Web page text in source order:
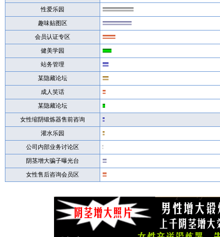
性爱乐园
趣味贴图区
会员认证专区
健美学园
站务管理
某隐藏论坛
成人笑话
某隐藏论坛
女性缩阴锻炼器售前咨询
灌水乐园
公司内部业务讨论区
阴茎增大骗子曝光台
女性售后咨询会员区